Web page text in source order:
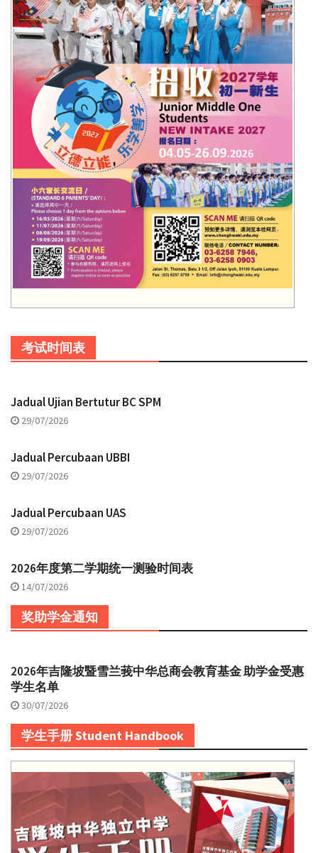
考试时间表
Jadual Ujian Bertutur BC SPM
29/07/2026
Jadual Percubaan UBBI
29/07/2026
Jadual Percubaan UAS
29/07/2026
2026年度第二学期统一测验时间表
14/07/2026
奖助学金通知
2026年吉隆坡暨雪兰莪中华总商会教育基金 助学金受惠
学生名单
30/07/2026
学生手册 Student Handbook